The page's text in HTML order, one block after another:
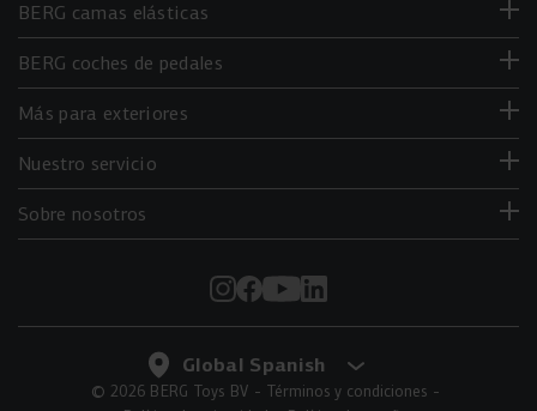
Durabilidad:Hecho de plástico duro ligero y duradero en
lugar de madera.
Ergonómico y estable:Los coches están diseñados
ergonómicamente para la libertad de movimiento y tienen
una construcción estable con cuatro ruedas.
Diseño galardonado:
Los coches han ganado premios y
están disponibles en varios colores y diseños atractivos.
BERG camas elásticas
BERG coches de pedales
Más para exteriores
Nuestro servicio
Sobre nosotros
© 2026 BERG Toys BV
Términos y condiciones